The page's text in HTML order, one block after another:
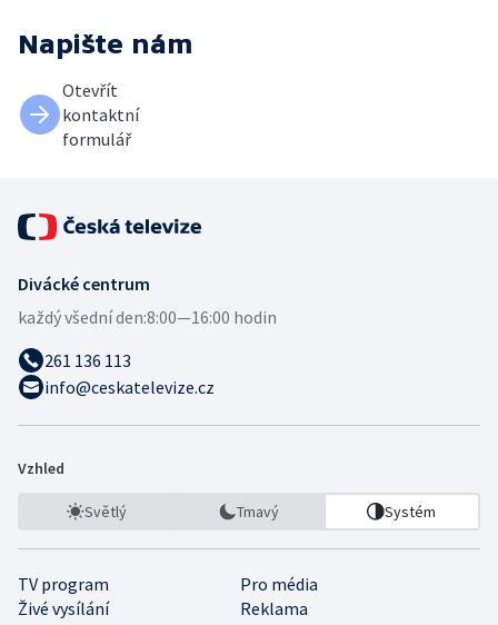
Napište nám
Otevřít
kontaktní
formulář
Divácké centrum
každý všední den:8:00—16:00 hodin
261 136 113
info@ceskatelevize.cz
Vzhled
Světlý Tmavý Systém
TV program
Pro média
Živé vysílání
Reklama